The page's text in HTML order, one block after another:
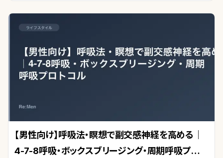
【男性向け】呼吸法・瞑想で副交感神経を高める｜
4-7-8呼吸・ボックスブリージング・周期呼吸プロト